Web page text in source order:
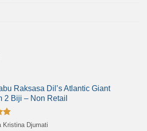
Raksasa Dil’s Atlantic Giant
2 Biji – Non Retail
Kristina Djumati